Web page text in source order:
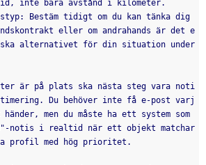
inte bara avstånd i kilometer.
Bestäm tidigt om du kan tänka dig
eller om andrahands är det e
alternativet för din situation under
är på plats ska nästa steg vara noti
Du behöver inte få e-post varj
händer, men du måste ha ett system som
notis i realtid när ett objekt matchar
profil med hög prioritet.